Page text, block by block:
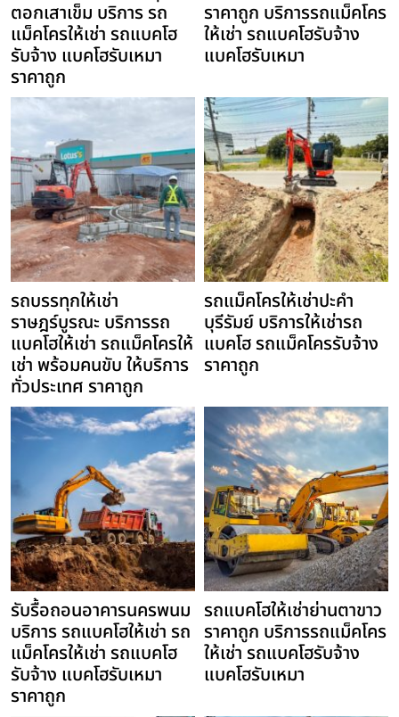
ตอกเสาเข็ม บริการ รถ
แม็คโครให้เช่า รถแบคโฮ
รับจ้าง แบคโฮรับเหมา
ราคาถูก
ราคาถูก บริการรถแม็คโคร
ให้เช่า รถแบคโฮรับจ้าง
แบคโฮรับเหมา
รถบรรทุกให้เช่า
ราษฎร์บูรณะ บริการรถ
แบคโฮให้เช่า รถแม็คโครให้
เช่า พร้อมคนขับ ให้บริการ
ทั่วประเทศ ราคาถูก
รถแม็คโครให้เช่าปะคำ
บุรีรัมย์ บริการให้เช่ารถ
แบคโฮ รถแม็คโครรับจ้าง
ราคาถูก
รับรื้อถอนอาคารนครพนม
บริการ รถแบคโฮให้เช่า รถ
แม็คโครให้เช่า รถแบคโฮ
รับจ้าง แบคโฮรับเหมา
ราคาถูก
รถแบคโฮให้เช่าย่านตาขาว
ราคาถูก บริการรถแม็คโคร
ให้เช่า รถแบคโฮรับจ้าง
แบคโฮรับเหมา